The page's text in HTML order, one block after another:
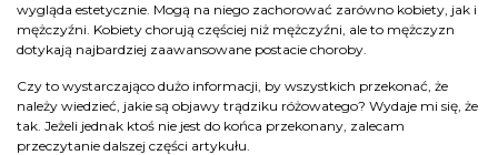
wygląda estetycznie. Mogą na niego zachorować zarówno kobiety, jak i
mężczyźni. Kobiety chorują częściej niż mężczyźni, ale to mężczyzn
dotykają najbardziej zaawansowane postacie choroby.
Czy to wystarczająco dużo informacji, by wszystkich przekonać, że
należy wiedzieć, jakie są objawy trądziku różowatego? Wydaje mi się, że
tak. Jeżeli jednak ktoś nie jest do końca przekonany, zalecam
przeczytanie dalszej części artykułu.